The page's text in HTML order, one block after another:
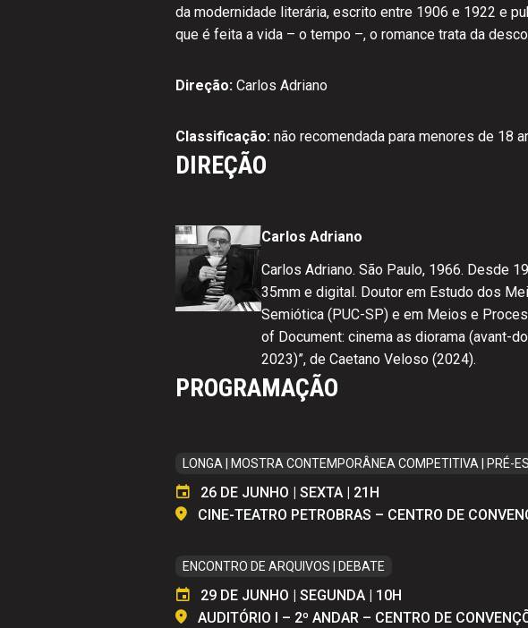
da modernidade literária, escrito entre 1906 e 1922 e
que é feita a vida – o tempo –, o romance trata da
Direção: Carlos Adriano
Classificação: não recomendada para menores de 18
DIREÇÃO
Carlos Adriano
Carlos Adriano. São Paulo, 1966. Desde
35mm e digital. Doutor em Estudo dos
Semiótica (PUC-SP) e em Meios e
of Document: cinema as diorama (avant-
2023)”, de Caetano Veloso (2024).
PROGRAMAÇÃO
LONGA | MOSTRA CONTEMPORÂNEA COMPETITIVA | PRÉ-
26 DE JUNHO | SEXTA | 21H
CINE-TEATRO PETROBRAS – CENTRO DE
ENCONTRO DE ARQUIVOS | DEBATE
29 DE JUNHO | SEGUNDA | 10H
AUDITÓRIO I – 2º ANDAR – CENTRO DE